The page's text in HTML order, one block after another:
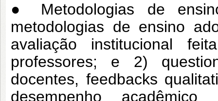
● Metodologias de
metodologias de ensino
avaliação institucional
professores; e 2)
docentes, feedbacks
desempenho